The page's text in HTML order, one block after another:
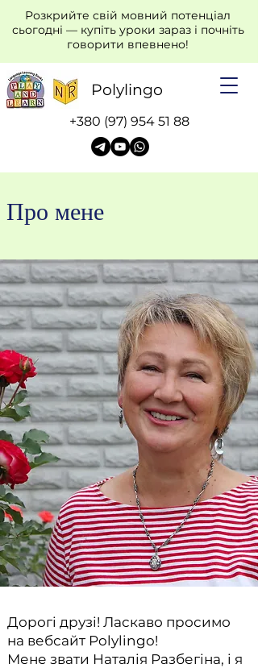
Polylingo
Розкрийте свій мовний потенціал
сьогодні — купіть уроки зараз і почніть
говорити впевнено!
+380 (97) 954 51 88
Про мене
Дорогі друзі! Ласкаво просимо
на вебсайт Polylingo!
Мене звати Наталія Разбегіна, і я